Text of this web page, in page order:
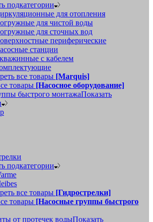
подкатегории
для отопления
для чистой воды
для сточных вод
периферические
станции
с кабелем
все товары [Marquis]
товары [Насосное оборудование]
быстрого монтажаПоказать
подкатегории
все товары [Гидрострелки]
товары [Насосные группы быстрого
от протечек водыПоказать